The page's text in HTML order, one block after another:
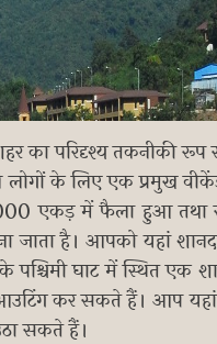
परिदृश्य तकनीकी रूप
के लिए एक प्रमुख
एकड़ में फैला हुआ तथा
है। आपको यहां
पश्चिमी घाट में स्थित एक
कर सकते हैं। आप
सकते हैं।